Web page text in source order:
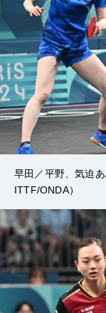
早田／平野、気迫
ITTF/ONDA）